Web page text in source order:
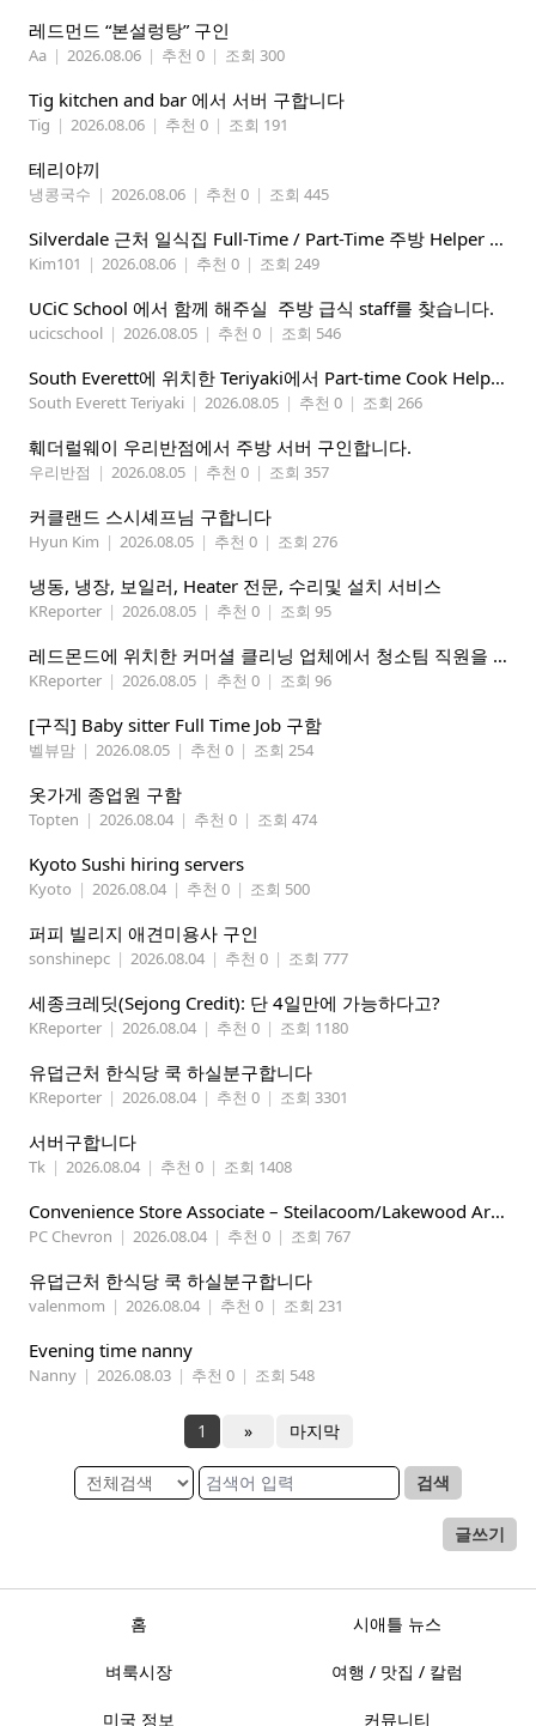
레드먼드 “본설렁탕” 구인
Aa | 2026.08.06 | 추천 0 | 조회 300
Tig kitchen and bar 에서 서버 구합니다
Tig | 2026.08.06 | 추천 0 | 조회 191
테리야끼
냉콩국수 | 2026.08.06 | 추천 0 | 조회 445
Silverdale 근처 일식집 Full-Time / Part-Time 주방 Helper 구합니다.
Kim101 | 2026.08.06 | 추천 0 | 조회 249
UCiC School 에서 함께 해주실 주방 급식 staff를 찾습니다.
ucicschool | 2026.08.05 | 추천 0 | 조회 546
South Everett에 위치한 Teriyaki에서 Part-time Cook Helper 구합니다. Mon-Sat, 4:00 pm-8:30 pm
South Everett Teriyaki | 2026.08.05 | 추천 0 | 조회 266
훼더럴웨이 우리반점에서 주방 서버 구인합니다.
우리반점 | 2026.08.05 | 추천 0 | 조회 357
커클랜드 스시셰프님 구합니다
Hyun Kim | 2026.08.05 | 추천 0 | 조회 276
냉동, 냉장, 보일러, Heater 전문, 수리및 설치 서비스
KReporter | 2026.08.05 | 추천 0 | 조회 95
레드몬드에 위치한 커머셜 클리닝 업체에서 청소팀 직원을 모집합니다.
KReporter | 2026.08.05 | 추천 0 | 조회 96
[구직] Baby sitter Full Time Job 구함
벨뷰맘 | 2026.08.05 | 추천 0 | 조회 254
옷가게 종업원 구함
Topten | 2026.08.04 | 추천 0 | 조회 474
Kyoto Sushi hiring servers
Kyoto | 2026.08.04 | 추천 0 | 조회 500
퍼피 빌리지 애견미용사 구인
sonshinepc | 2026.08.04 | 추천 0 | 조회 777
세종크레딧(Sejong Credit): 단 4일만에 가능하다고?
KReporter | 2026.08.04 | 추천 0 | 조회 1180
유덥근처 한식당 쿡 하실분구합니다
KReporter | 2026.08.04 | 추천 0 | 조회 3301
서버구합니다
Tk | 2026.08.04 | 추천 0 | 조회 1408
Convenience Store Associate – Steilacoom/Lakewood Area, $19 -$21/hr
PC Chevron | 2026.08.04 | 추천 0 | 조회 767
유덥근처 한식당 쿡 하실분구합니다
valenmom | 2026.08.04 | 추천 0 | 조회 231
Evening time nanny
Nanny | 2026.08.03 | 추천 0 | 조회 548
1 » 마지막
검색
글쓰기
홈 시애틀 뉴스
벼룩시장 여행 / 맛집 / 칼럼
미국 정보 커뮤니티